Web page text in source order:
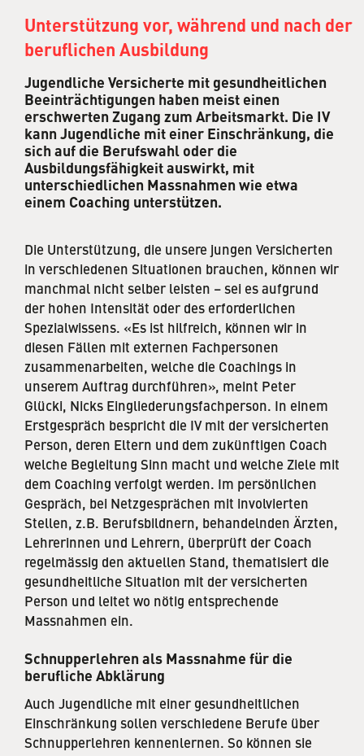
Unterstützung vor, während und nach der
beruflichen Ausbildung
Jugendliche Versicherte mit gesundheitlichen
Beeinträchtigungen haben meist einen
erschwerten Zugang zum Arbeitsmarkt. Die IV
kann Jugendliche mit einer Einschränkung, die
sich auf die Berufswahl oder die
Ausbildungsfähigkeit auswirkt, mit
unterschiedlichen Massnahmen wie etwa
einem Coaching unterstützen.
Die Unterstützung, die unsere jungen Versicherten
in verschiedenen Situationen brauchen, können wir
manchmal nicht selber leisten – sei es aufgrund
der hohen Intensität oder des erforderlichen
Spezialwissens. «Es ist hilfreich, können wir in
diesen Fällen mit externen Fachpersonen
zusammenarbeiten, welche die Coachings in
unserem Auftrag durchführen», meint Peter
Glücki, Nicks Eingliederungsfachperson. In einem
Erstgespräch bespricht die IV mit der versicherten
Person, deren Eltern und dem zukünftigen Coach
welche Begleitung Sinn macht und welche Ziele mit
dem Coaching verfolgt werden. Im persönlichen
Gespräch, bei Netzgesprächen mit involvierten
Stellen, z.B. Berufsbildnern, behandelnden Ärzten,
Lehrerinnen und Lehrern, überprüft der Coach
regelmässig den aktuellen Stand, thematisiert die
gesundheitliche Situation mit der versicherten
Person und leitet wo nötig entsprechende
Massnahmen ein.
Schnupperlehren als Massnahme für die
berufliche Abklärung
Auch Jugendliche mit einer gesundheitlichen
Einschränkung sollen verschiedene Berufe über
Schnupperlehren kennenlernen. So können sie